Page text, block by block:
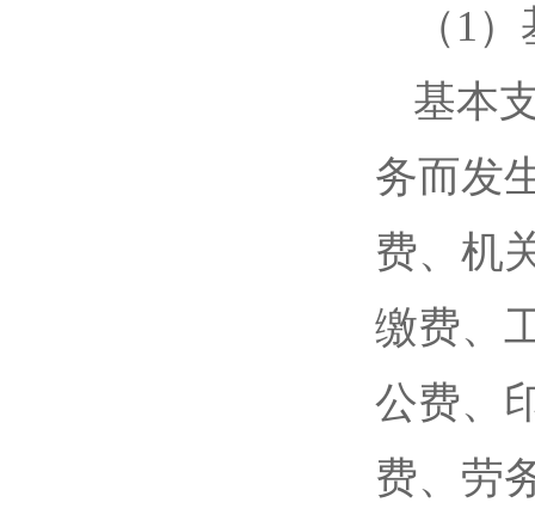
（1
基本
务而发
费、机
缴费、
公费、
费、劳